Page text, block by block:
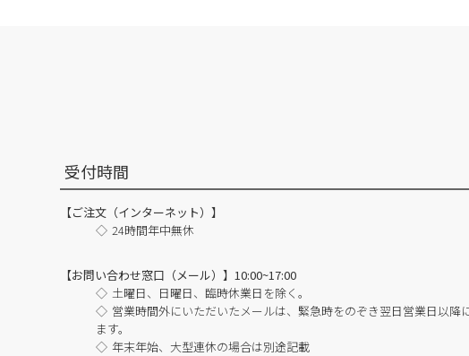
受付時間
【ご注文（インターネット）】
24時間年中無休
【お問い合わせ窓口（メール）】10:00~17:00
土曜日、日曜日、臨時休業日を除く。
営業時間外にいただいたメールは、緊急時をのぞき翌日営業日以降
ます。
年末年始、大型連休の場合は別途記載